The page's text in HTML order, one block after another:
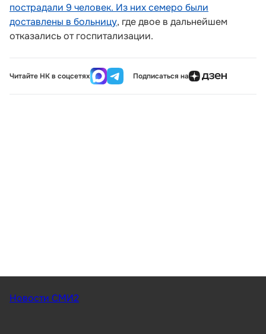
пострадали 9 человек. Из них семеро были
доставлены в больницу, где двое в дальнейшем
отказались от госпитализации.
Читайте НК в соцсетях Подписаться на
Новости СМИ2